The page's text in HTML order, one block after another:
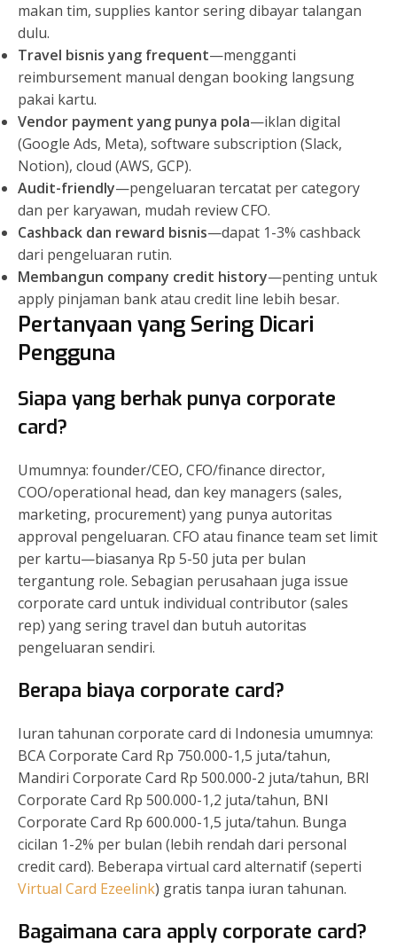
makan tim, supplies kantor sering dibayar talangan
dulu.
Travel bisnis yang frequent—mengganti
reimbursement manual dengan booking langsung
pakai kartu.
Vendor payment yang punya pola—iklan digital
(Google Ads, Meta), software subscription (Slack,
Notion), cloud (AWS, GCP).
Audit-friendly—pengeluaran tercatat per category
dan per karyawan, mudah review CFO.
Cashback dan reward bisnis—dapat 1-3% cashback
dari pengeluaran rutin.
Membangun company credit history—penting untuk
apply pinjaman bank atau credit line lebih besar.
Pertanyaan yang Sering Dicari
Pengguna
Siapa yang berhak punya corporate
card?
Umumnya: founder/CEO, CFO/finance director,
COO/operational head, dan key managers (sales,
marketing, procurement) yang punya autoritas
approval pengeluaran. CFO atau finance team set limit
per kartu—biasanya Rp 5-50 juta per bulan
tergantung role. Sebagian perusahaan juga issue
corporate card untuk individual contributor (sales
rep) yang sering travel dan butuh autoritas
pengeluaran sendiri.
Berapa biaya corporate card?
Iuran tahunan corporate card di Indonesia umumnya:
BCA Corporate Card Rp 750.000-1,5 juta/tahun,
Mandiri Corporate Card Rp 500.000-2 juta/tahun, BRI
Corporate Card Rp 500.000-1,2 juta/tahun, BNI
Corporate Card Rp 600.000-1,5 juta/tahun. Bunga
cicilan 1-2% per bulan (lebih rendah dari personal
credit card). Beberapa virtual card alternatif (seperti
Virtual Card Ezeelink) gratis tanpa iuran tahunan.
Bagaimana cara apply corporate card?